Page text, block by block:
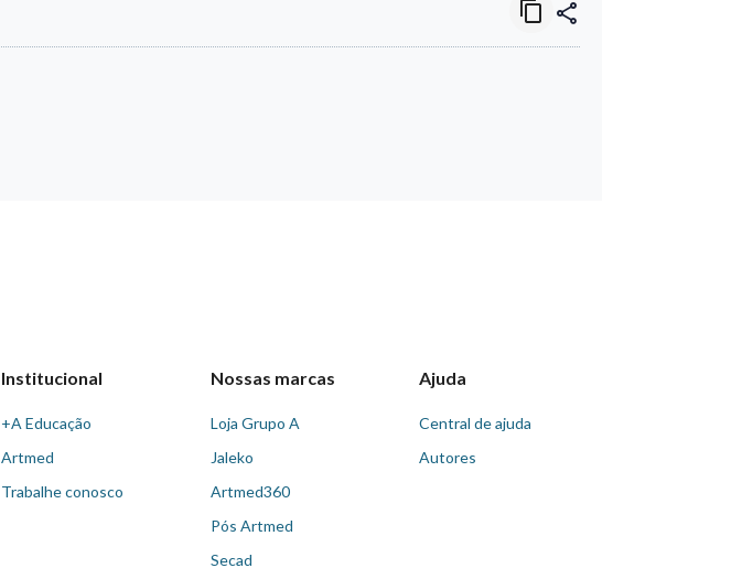
Institucional
+A Educação
Artmed
Trabalhe conosco
Nossas marcas
Loja Grupo A
Jaleko
Artmed360
Pós Artmed
Secad
Ajuda
Central de ajuda
Autores